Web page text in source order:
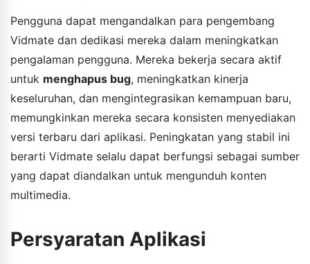
Pengguna dapat mengandalkan para pengembang
Vidmate dan dedikasi mereka dalam meningkatkan
pengalaman pengguna. Mereka bekerja secara aktif
untuk menghapus bug, meningkatkan kinerja
keseluruhan, dan mengintegrasikan kemampuan baru,
memungkinkan mereka secara konsisten menyediakan
versi terbaru dari aplikasi. Peningkatan yang stabil ini
berarti Vidmate selalu dapat berfungsi sebagai sumber
yang dapat diandalkan untuk mengunduh konten
multimedia.
Persyaratan Aplikasi